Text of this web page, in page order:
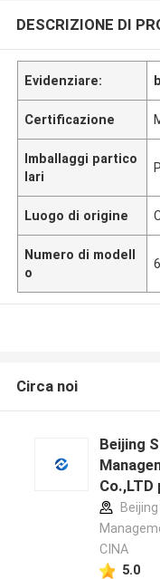
DESCRIZIONE DI
Evidenziare:
Certificazione
Imballaggi partico
lari
Luogo di origine
Numero di modell
o
Circa noi
Beijing
CINA
5.0